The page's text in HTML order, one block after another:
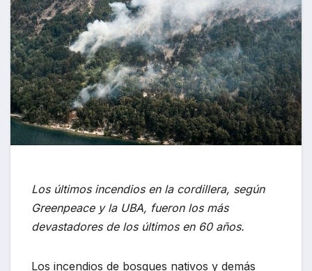
Los últimos incendios en la cordillera, según
Greenpeace y la UBA, fueron los más
devastadores de los últimos en 60 años.
Los incendios de bosques nativos y demás